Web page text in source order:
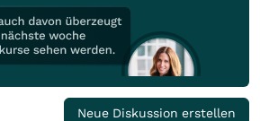
Neue Diskussion erstellen